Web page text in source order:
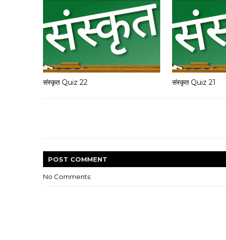
संस्कृत Quiz 22 संस्कृत Quiz 21
POST COMMENT
No Comments: